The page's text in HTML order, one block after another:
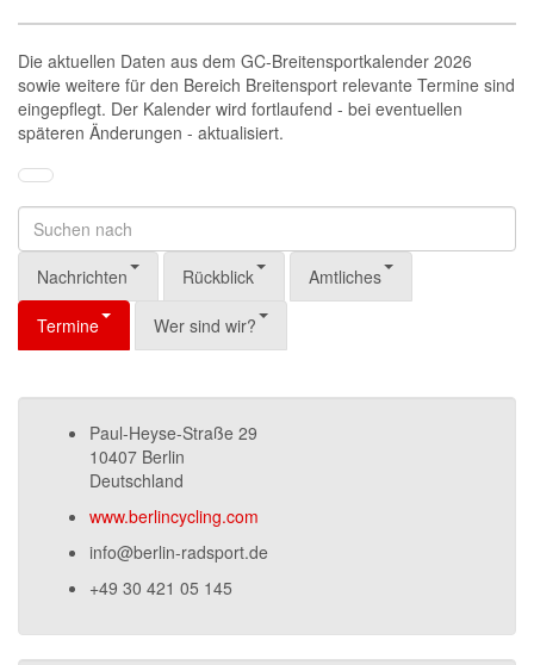
Die aktuellen Daten aus dem GC-Breitensportkalender 2026
sowie weitere für den Bereich Breitensport relevante Termine sind
eingepflegt. Der Kalender wird fortlaufend - bei eventuellen
späteren Änderungen - aktualisiert.
Nachrichten Rückblick Amtliches
Termine Wer sind wir?
Paul-Heyse-Straße 29
10407 Berlin
Deutschland
www.berlincycling.com
info@berlin-radsport.de
+49 30 421 05 145